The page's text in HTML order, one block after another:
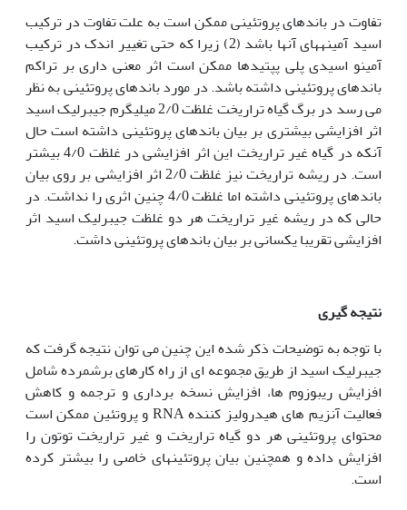
تفاوت در باندهای پروتئینی ممکن است به علت تفاوت در ترکیب
اسید آمینه‏های آنها باشد (2) زیرا که حتی تغییر اندک در ترکیب
آمینو اسیدی پلی پپتیدها ممکن است اثر معنی داری بر تراکم
باندهای پروتئینی داشته باشد. در مورد باندهای پروتئینی به نظر
می رسد در برگ گیاه تراریخت غلظت 2/0 میلی‏گرم جیبرلیک اسید
اثر افزایشی بیشتری بر بیان باندهای پروتئینی داشته است حال
آنکه در گیاه غیر تراریخت این اثر افزایشی در غلظت 4/0 بیشتر
است. در ریشه تراریخت نیز غلظت 2/0 اثر افزایشی بر روی بیان
باندهای پروتئینی داشته اما غلظت 4/0 چنین اثری را نداشت. در
حالی که در ریشه غیر تراریخت هر دو غلظت جیبرلیک اسید اثر
افزایشی تقریبا یکسانی بر بیان باندهای پروتئینی داشت.
نتیجه گیری
با توجه به توضیحات ذکر شده این چنین می توان نتیجه گرفت که
جیبرلیک اسید از طریق مجموعه ای از راه کارهای برشمرده شامل
افزایش ریبوزوم ها، افزایش نسخه برداری و ترجمه و کاهش
فعالیت آنزیم های هیدرولیز کننده RNA و پروتئین ممکن است
محتوای پروتئینی هر دو گیاه تراریخت و غیر تراریخت توتون را
افزایش داده و همچنین بیان پروتئین‏های خاصی را بیشتر کرده
است.